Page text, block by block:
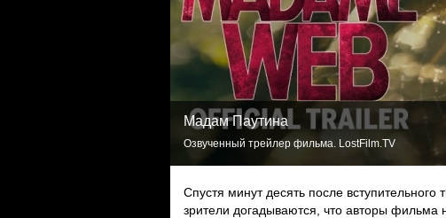
Мадам Паутина
Озвученный трейлер фильма. LostFilm.TV
Спустя минут десять после
зрители догадываются, что авторы фильма